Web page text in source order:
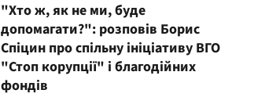
"Хто ж, як не ми, буде
допомагати?": розповів Борис
Спіцин про спільну ініціативу ВГО
"Стоп корупції" і благодійних
фондів